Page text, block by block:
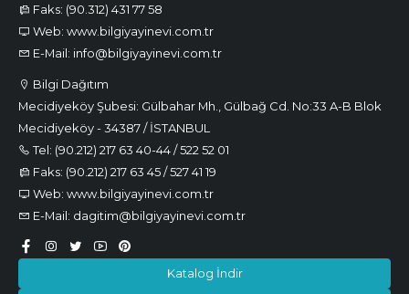
Faks: (90.312) 431 77 58
Web: www.bilgiyayinevi.com.tr
E-Mail: info@bilgiyayinevi.com.tr
Bilgi Dağıtım
Mecidiyeköy Şubesi: Gülbahar Mh., Gülbağ Cd. No:33 A-B Blok
Mecidiyeköy - 34387 / İSTANBUL
Tel: (90.212) 217 63 40-44 / 522 52 01
Faks: (90.212) 217 63 45 / 527 41 19
Web: www.bilgiyayinevi.com.tr
E-Mail: dagitim@bilgiyayinevi.com.tr
Katalog İndir